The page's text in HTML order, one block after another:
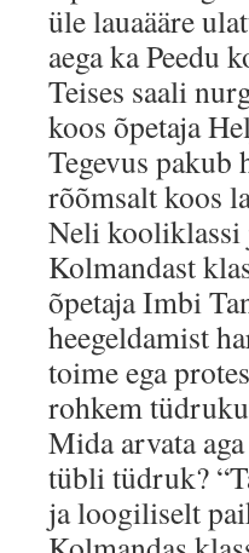
üle lauaääre
aega ka Peedu
Teises saali
koos õpetaja
Tegevus
rõõmsalt koos
Neli kooliklassi
Kolmandast
õpetaja Imbi
heegeldamist
toime ega
rohkem
Mida arvata
tübli tüdruk?
ja loogiliselt